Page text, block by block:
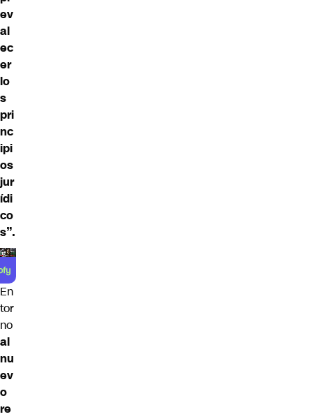
ev
al
ec
er
lo
s
pri
nc
ipi
os
jur
ídi
co
s”.
En
tor
no
al
nu
ev
o
re